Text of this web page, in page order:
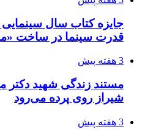
جایزه کتاب سال
قدرت سینما در ساخت
3 هفته پیش
مستند زندگی شهید دکتر
شیراز روی پرده می‌رود
3 هفته پیش